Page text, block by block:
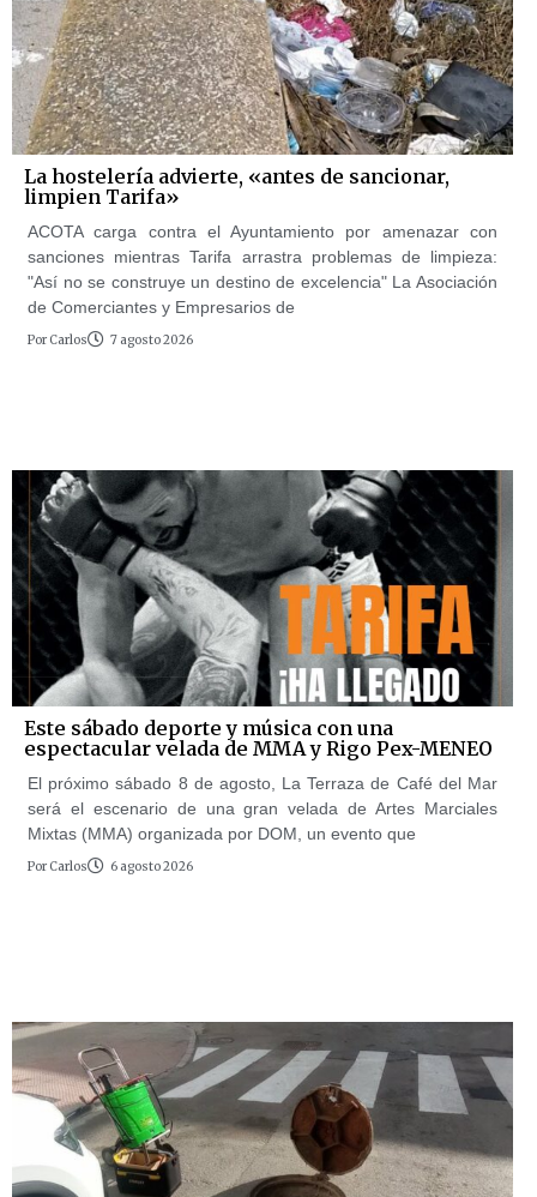
La hostelería advierte, «antes de sancionar,
limpien Tarifa»
ACOTA carga contra el Ayuntamiento por amenazar con
sanciones mientras Tarifa arrastra problemas de limpieza:
"Así no se construye un destino de excelencia" La Asociación
de Comerciantes y Empresarios de
Por Carlos 7 agosto 2026
Este sábado deporte y música con una
espectacular velada de MMA y Rigo Pex-MENEO
El próximo sábado 8 de agosto, La Terraza de Café del Mar
será el escenario de una gran velada de Artes Marciales
Mixtas (MMA) organizada por DOM, un evento que
Por Carlos 6 agosto 2026